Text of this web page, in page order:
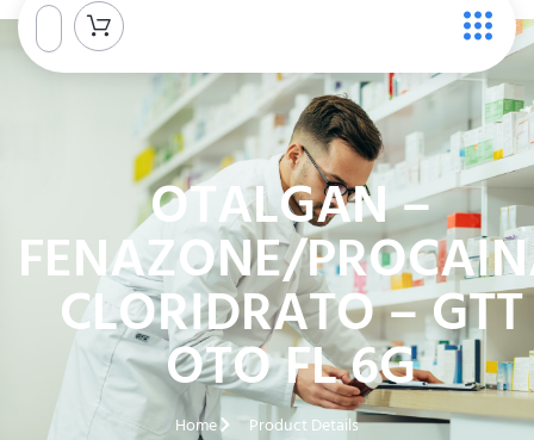
OTALGAN –
FENAZONE/
CLORIDRATO – GTT
OTO FL 6G
Home Product Details